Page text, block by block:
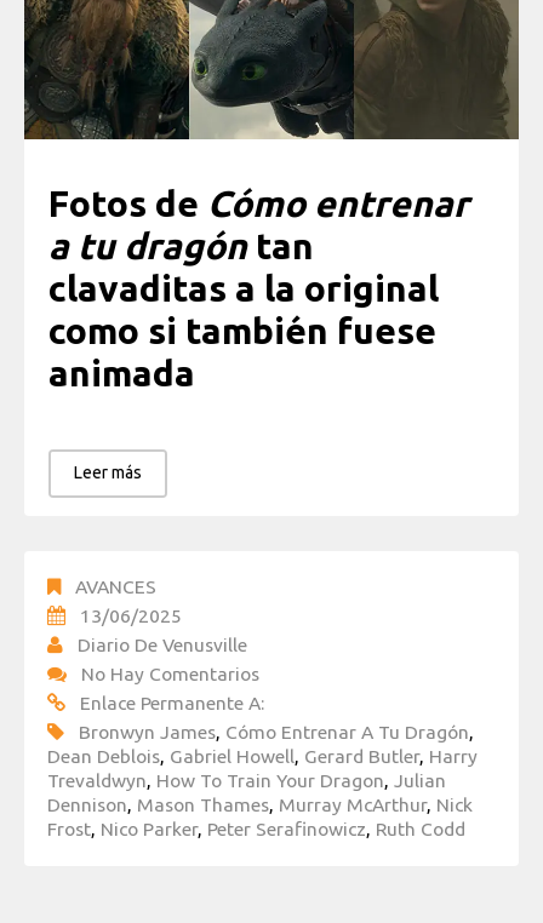
Fotos de Cómo entrenar
a tu dragón tan
clavaditas a la original
como si también fuese
animada
Leer más
AVANCES
13/06/2025
Diario De Venusville
No Hay Comentarios
Enlace Permanente A:
Bronwyn James, Cómo Entrenar A Tu Dragón,
Dean Deblois, Gabriel Howell, Gerard Butler, Harry
Trevaldwyn, How To Train Your Dragon, Julian
Dennison, Mason Thames, Murray McArthur, Nick
Frost, Nico Parker, Peter Serafinowicz, Ruth Codd